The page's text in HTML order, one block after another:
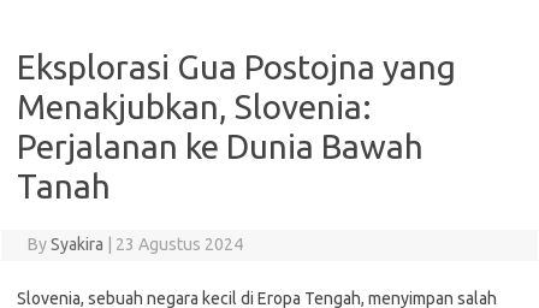
Eksplorasi Gua Postojna yang
Menakjubkan, Slovenia:
Perjalanan ke Dunia Bawah
Tanah
BySyakira 23 Agustus 2024
Slovenia, sebuah negara kecil di Eropa Tengah, menyimpan salah